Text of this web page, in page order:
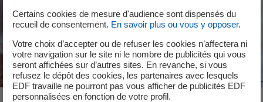
Certains cookies de mesure d'audience sont dispensés du
recueil de consentement. En savoir plus ou vous y opposer.
Votre choix d’accepter ou de refuser les cookies n’affectera ni
votre navigation sur le site ni le nombre de publicités qui vous
seront affichées sur d’autres sites. En revanche, si vous
refusez le dépôt des cookies, les partenaires avec lesquels
EDF travaille ne pourront pas vous afficher de publicités EDF
personnalisées en fonction de votre profil.